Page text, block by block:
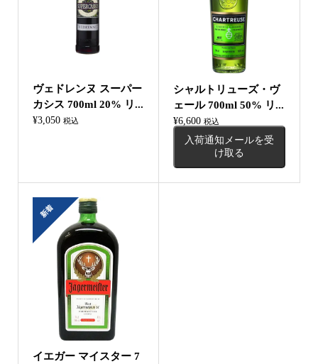
ヴェドレンヌ スーパー
カシス 700ml 20% リ...
¥3,050 税込
シャルトリューズ・ヴ
ェール 700ml 50% リ...
¥6,600 税込
入荷通知メールを受
け取る
新着
イエガー マイスター 7